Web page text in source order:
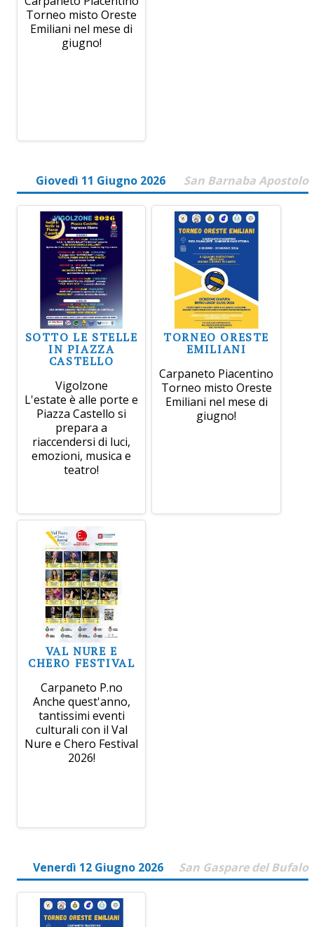
Torneo misto Oreste
Emiliani nel mese di
giugno!
Giovedì 11 Giugno 2026 San Barnaba Apostolo
SOTTO LE STELLE
IN PIAZZA
CASTELLO
Vigolzone
L'estate è alle porte e
Piazza Castello si
prepara a
riaccendersi di luci,
emozioni, musica e
teatro!
TORNEO ORESTE
EMILIANI
Carpaneto Piacentino
Torneo misto Oreste
Emiliani nel mese di
giugno!
VAL NURE E
CHERO FESTIVAL
Carpaneto P.no
Anche quest'anno,
tantissimi eventi
culturali con il Val
Nure e Chero Festival
2026!
Venerdì 12 Giugno 2026 San Gaspare del Bufalo